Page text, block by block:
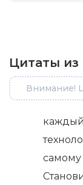
Цитаты из
Внимание!
самому